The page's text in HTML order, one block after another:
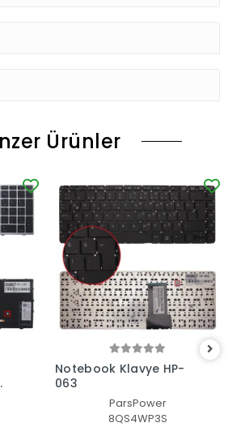
Ürünler
Notebook Klavye HP-
063
ParsPower
8QS4WP3S